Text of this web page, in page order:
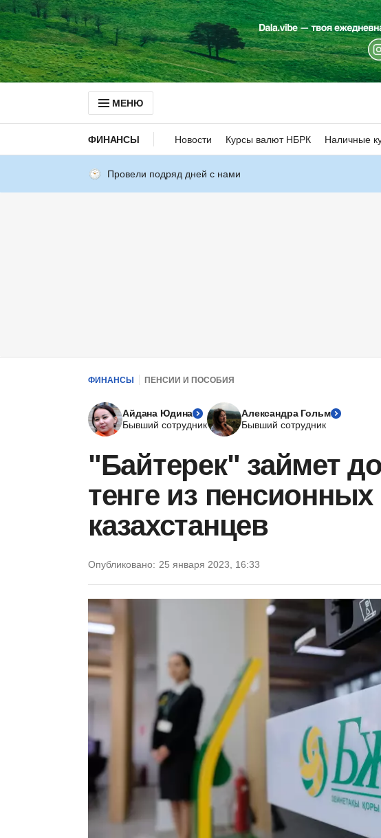
МЕНЮ
ФИНАНСЫ Новости Курсы валют НБРК Наличные
Провели подряд дней с нами
ФИНАНСЫ ПЕНСИИ И ПОСОБИЯ
Айдана Юдина
Бывший сотрудник
Александра Гольм
Бывший сотрудник
"Байтерек" займет
тенге из
казахстанцев
Опубликовано: 25 января 2023, 16:33